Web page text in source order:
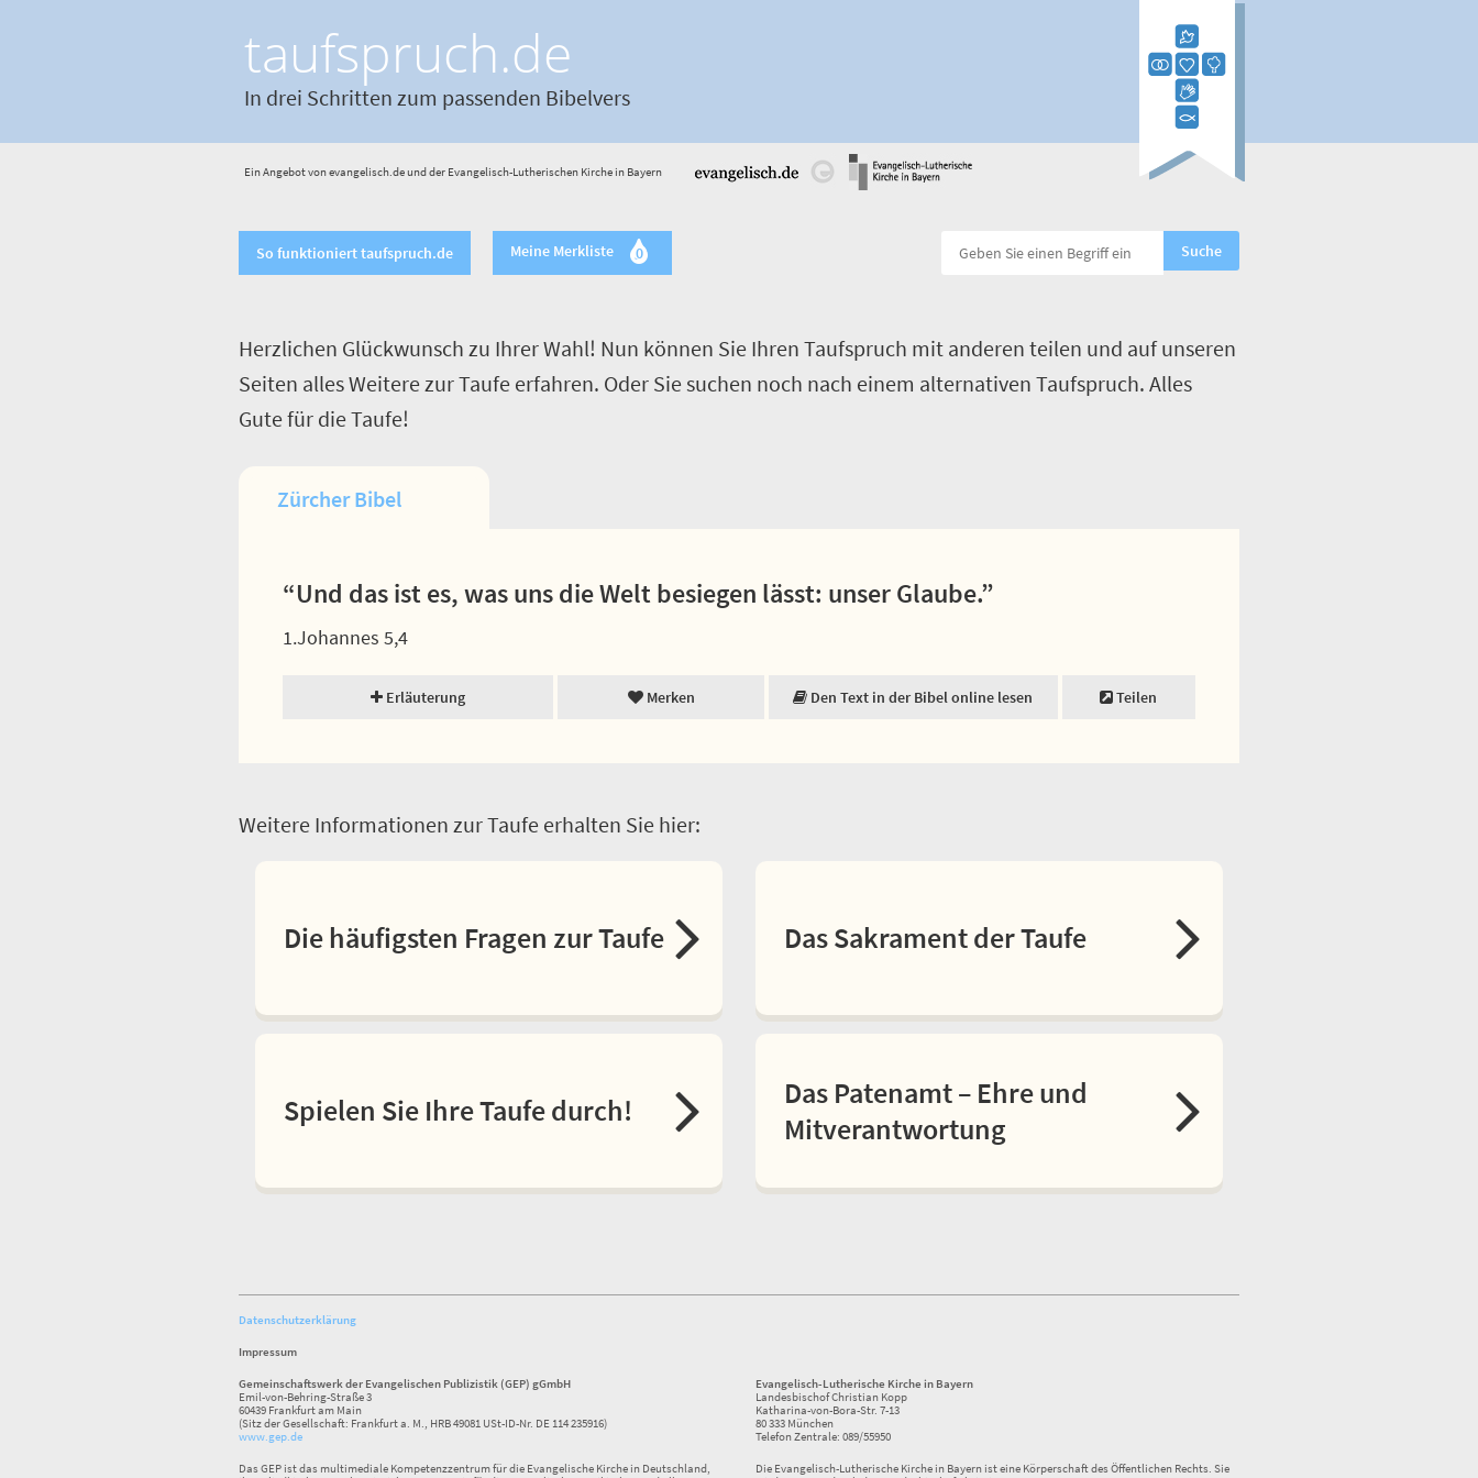
taufspruch.de
In drei Schritten zum passenden Bibelvers
Ein Angebot von evangelisch.de und der Evangelisch-Lutherischen Kirche in Bayern
So funktioniert taufspruch.de Meine Merkliste 0
Herzlichen Glückwunsch zu Ihrer Wahl! Nun können Sie Ihren Taufspruch mit anderen teilen und auf unseren
Seiten alles Weitere zur Taufe erfahren. Oder Sie suchen noch nach einem alternativen Taufspruch. Alles
Gute für die Taufe!
Zürcher Bibel
“Und das ist es, was uns die Welt besiegen lässt: unser Glaube.”
1.Johannes 5,4
Erläuterung Merken Den Text in der Bibel online lesen Teilen
Weitere Informationen zur Taufe erhalten Sie hier:
Die häufigsten Fragen zur Taufe Das Sakrament der Taufe
Spielen Sie Ihre Taufe durch!
Das Patenamt – Ehre und
Mitverantwortung
Datenschutzerklärung
Impressum
Gemeinschaftswerk der Evangelischen Publizistik (GEP) gGmbH
Emil-von-Behring-Straße 3
60439 Frankfurt am Main
(Sitz der Gesellschaft: Frankfurt a. M., HRB 49081 USt-ID-Nr. DE 114 235916)
www.gep.de
Das GEP ist das multimediale Kompetenzzentrum für die Evangelische Kirche in Deutschland,
Evangelisch-Lutherische Kirche in Bayern
Landesbischof Christian Kopp
Katharina-von-Bora-Str. 7-13
80 333 München
Telefon Zentrale: 089/55950
Die Evangelisch-Lutherische Kirche in Bayern ist eine Körperschaft des Öffentlichen Rechts. Sie